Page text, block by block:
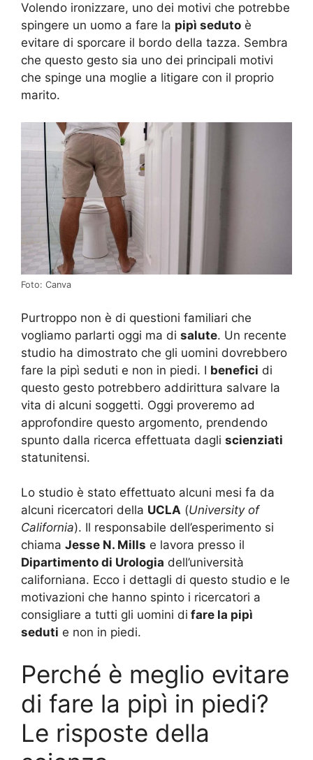
Volendo ironizzare, uno dei motivi che potrebbe
spingere un uomo a fare la pipì seduto è
evitare di sporcare il bordo della tazza. Sembra
che questo gesto sia uno dei principali motivi
che spinge una moglie a litigare con il proprio
marito.
Foto: Canva
Purtroppo non è di questioni familiari che
vogliamo parlarti oggi ma di salute. Un recente
studio ha dimostrato che gli uomini dovrebbero
fare la pipì seduti e non in piedi. I benefici di
questo gesto potrebbero addirittura salvare la
vita di alcuni soggetti. Oggi proveremo ad
approfondire questo argomento, prendendo
spunto dalla ricerca effettuata dagli scienziati
statunitensi.
Lo studio è stato effettuato alcuni mesi fa da
alcuni ricercatori della UCLA (University of
California). Il responsabile dell’esperimento si
chiama Jesse N. Mills e lavora presso il
Dipartimento di Urologia dell’università
californiana. Ecco i dettagli di questo studio e le
motivazioni che hanno spinto i ricercatori a
consigliare a tutti gli uomini di fare la pipì
seduti e non in piedi.
Perché è meglio evitare
di fare la pipì in piedi?
Le risposte della